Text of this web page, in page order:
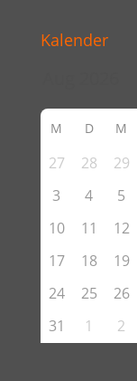
Kalender
M D M
27 28 29
3
4 5
10
11 12
17
18 19
24
25 26
31
1 2